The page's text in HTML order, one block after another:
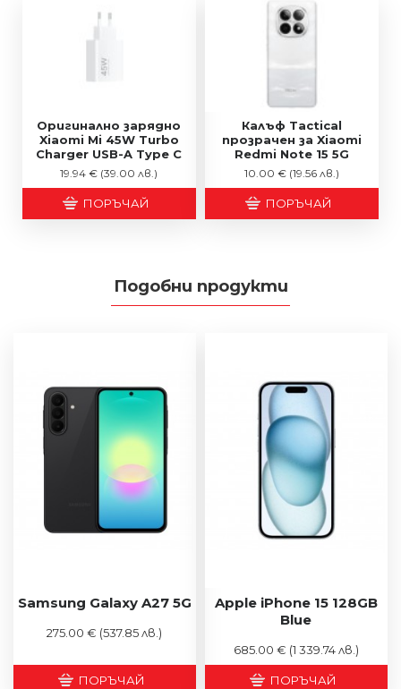
Оригинално зарядно
Xiaomi Mi 45W Turbo
Charger USB-A Type C
19.94 € (39.00 лв.)
ПОРЪЧАЙ
Калъф Tactical
прозрачен за Xiaomi
Redmi Note 15 5G
10.00 € (19.56 лв.)
ПОРЪЧАЙ
Подобни продукти
Samsung Galaxy A27 5G
275.00 € (537.85 лв.)
ПОРЪЧАЙ
Apple iPhone 15 128GB
Blue
685.00 € (1 339.74 лв.)
ПОРЪЧАЙ